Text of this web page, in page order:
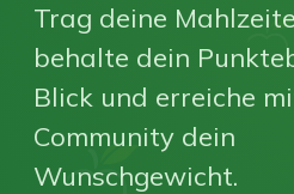
Trag deine
behalte dein
Blick und erreiche
Community dein
Wunschgewicht.